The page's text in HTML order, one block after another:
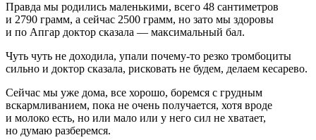
Правда мы родились маленькими, всего 48 сантиметров
и 2790 грамм, а сейчас 2500 грамм, но зато мы здоровы
и по Апгар доктор сказала — максимальный бал.
Чуть чуть не доходила, упали почему-то резко тромбоциты
сильно и доктор сказала, рисковать не будем, делаем кесарево.
Сейчас мы уже дома, все хорошо, боремся с грудным
вскармливанием, пока не очень получается, хотя вроде
и молоко есть, но или мало или у него сил не хватает,
но думаю разберемся.